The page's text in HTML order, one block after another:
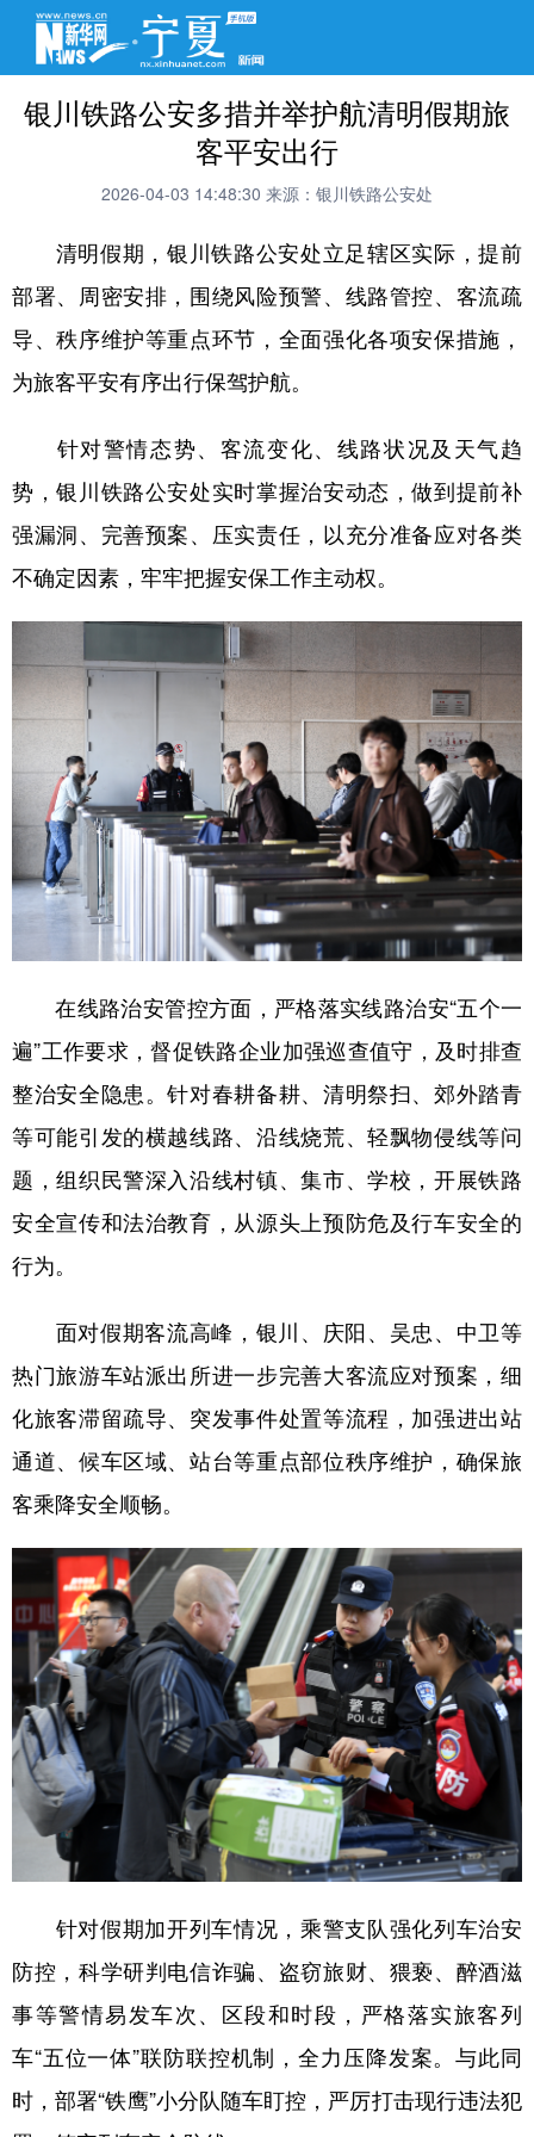
银川铁路公安多措并举护航清明假期旅
客平安出行
2026-04-03 14:48:30 来源：银川铁路公安处
清明假期，银川铁路公安处立足辖区实际，提前
部署、周密安排，围绕风险预警、线路管控、客流疏
导、秩序维护等重点环节，全面强化各项安保措施，
为旅客平安有序出行保驾护航。
针对警情态势、客流变化、线路状况及天气趋
势，银川铁路公安处实时掌握治安动态，做到提前补
强漏洞、完善预案、压实责任，以充分准备应对各类
不确定因素，牢牢把握安保工作主动权。
在线路治安管控方面，严格落实线路治安“五个一
遍”工作要求，督促铁路企业加强巡查值守，及时排查
整治安全隐患。针对春耕备耕、清明祭扫、郊外踏青
等可能引发的横越线路、沿线烧荒、轻飘物侵线等问
题，组织民警深入沿线村镇、集市、学校，开展铁路
安全宣传和法治教育，从源头上预防危及行车安全的
行为。
面对假期客流高峰，银川、庆阳、吴忠、中卫等
热门旅游车站派出所进一步完善大客流应对预案，细
化旅客滞留疏导、突发事件处置等流程，加强进出站
通道、候车区域、站台等重点部位秩序维护，确保旅
客乘降安全顺畅。
针对假期加开列车情况，乘警支队强化列车治安
防控，科学研判电信诈骗、盗窃旅财、猥亵、醉酒滋
事等警情易发车次、区段和时段，严格落实旅客列
车“五位一体”联防联控机制，全力压降发案。与此同
时，部署“铁鹰”小分队随车盯控，严厉打击现行违法犯